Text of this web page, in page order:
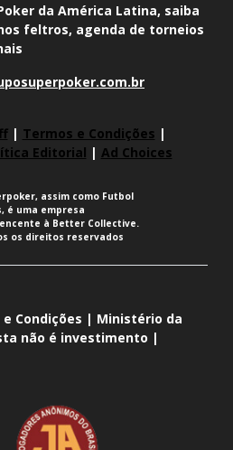
da América Latina, saiba
feltros, agenda de torneios
| Termos e Condições |
Editorial | Ad Choices
assim como Futbol
é uma empresa
à Better Collective.
os direitos reservados
Condições | Ministério da
não é investimento |